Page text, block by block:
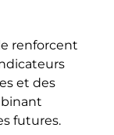
renforcent
et des
futures.